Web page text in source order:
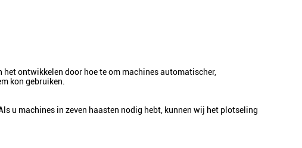
ontwikkelen door hoe te om machines automatischer,
kon gebruiken.
u machines in zeven haasten nodig hebt, kunnen wij het plotseling